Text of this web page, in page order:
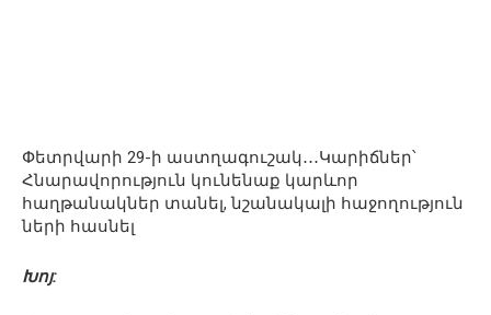
Փետրվարի 29-ի աստղագուշակ․․․Կարիճներ՝
Հնարավորություն կունենաք կարևոր
հաղթանակներ տանել, նշանակալի հաջողություն
ների հասնել
Խոյ: